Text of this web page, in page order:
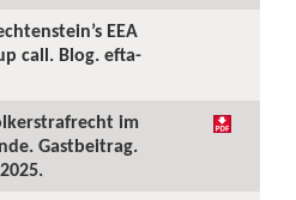
EEA
call. Blog. efta-
im
Gastbeitrag.